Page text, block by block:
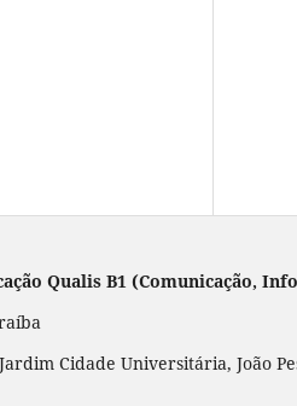
Qualis B1 (Comunicação,
Cidade Universitária, João